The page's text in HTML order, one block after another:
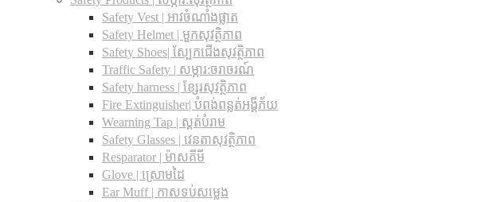
Safety Vest | អាវចំណាំងផ្លាត
Safety Helmet | មួកសុវត្ថិភាព
Safety Shoes| ស្បែកជើងសុវត្ថិភាព
Traffic Safety​ | សម្ភារ:ចរាចរណ៍
Safety harness | ខ្សែរសុវត្ថិភាព
Fire Extinguisher| បំពង់ពន្លត់អង្គីភ័យ
Wearning Tap | ស្គត់បំរាម
Safety Glasses | វេនតាសុវត្ថិភាព
Resparator | ម៉ាសគីមី
Glove | ស្រោមដៃ
Ear Muff | កាសទប់សម្លេង